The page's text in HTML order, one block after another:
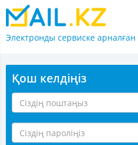
Электронды сервиске арналған
Қош келдіңіз